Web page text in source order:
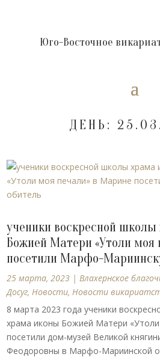
Юго-Восточное
ДЕНЬ:
ученики воскресной
Божией Матери «Утоли моя
посетили Марфо-
25 марта, 2023 |Влахернское
Досуг,Новости,Новости
8 марта 2023 года ученики
храма иконы Божией Матери
посетили дом-музей Великой
Феодоровны в Марфо-Мариинской